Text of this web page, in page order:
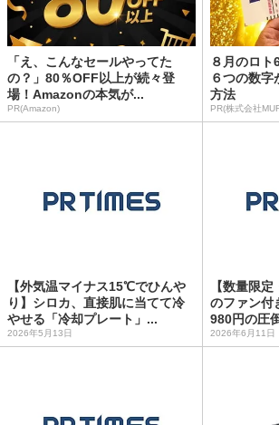
「え、こんなセールやってた
の？」80％OFF以上が続々登
場！Amazonの本気が...
PR(Amazon)
８月のロ
６つの数字
方法
PR(株式会社
【外気温マイナス15℃でひんや
り】シロカ、直接肌に当てて冷
やせる「冷却プレート」...
2026年5月13日
【数量限
のファン付
980円の圧
2026年6月11日